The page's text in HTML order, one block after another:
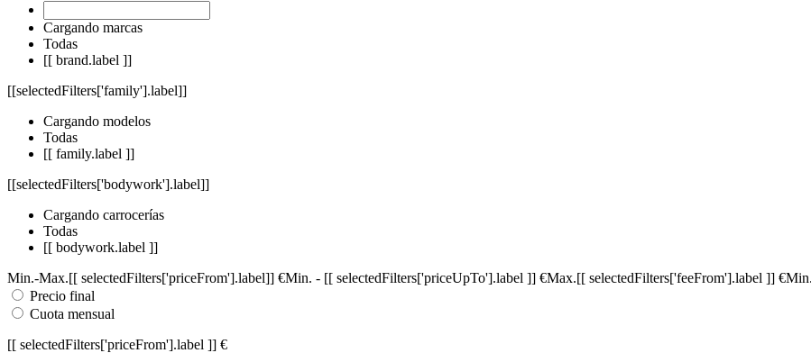
Cargando marcas
Todas
[[ brand.label ]]
[[selectedFilters['family'].label]]
Cargando modelos
Todas
[[ family.label ]]
[[selectedFilters['bodywork'].label]]
Cargando carrocerías
Todas
[[ bodywork.label ]]
Min.-Max.[[ selectedFilters['priceFrom'].label]] €Min. - [[ selectedFilters['priceUpTo'].label ]] €Max.[[ selectedFilters['feeFrom'].label ]] €Min.
Precio final
Cuota mensual
[[ selectedFilters['priceFrom'].label ]] €